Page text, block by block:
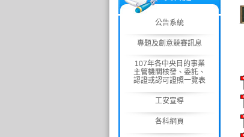
公告系統
專題及創意競賽訊息
107年各中央目的事業
主管機關核發、委託、
認證或認可證照一覽表
工安宣導
各科網頁